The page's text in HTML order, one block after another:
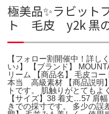
極美品✨ラビッ
ト 毛皮 y2k 黒
【フォロー割開催中！詳し
い♪】 【ブランド】
リーム 【商品名】 毛皮
本当 高級素材 【商品説明
トです。 肌触りがとてもよ
【サイズ】38 着丈…57 肩
きでの採寸です。 多少の誤